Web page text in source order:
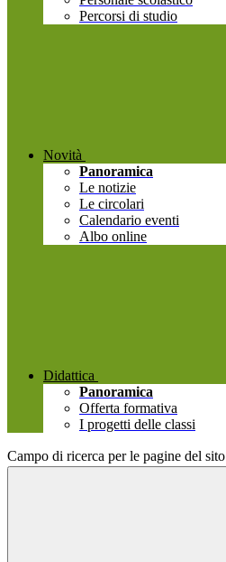
Percorsi di studio
Novità
Panoramica
Le notizie
Le circolari
Calendario eventi
Albo online
Didattica
Panoramica
Offerta formativa
I progetti delle classi
Campo di ricerca per le pagine del sito